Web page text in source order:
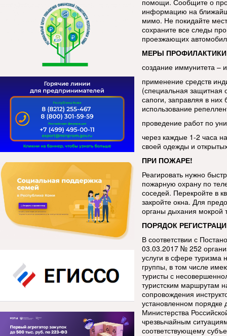
помощи. Сообщите о
информацию на
мимо. Не покидайте
сохраните все следы
проезжающих
МЕРЫ
создание иммунитета –
применение средств
(специальная защитная
сапоги, заправляя в
использование
проведение работ по
через каждые 1-2 часа
своей одежды и
ПРИ ПОЖАРЕ!
Реагировать нужно
пожарную охрану по
соседей. Перекройте в
закройте окна. Для
органы дыхания мокрой
ПОРЯДОК
В соответствии с
03.03.2017 № 252
услуги в сфере туризма
группы, в том числе
туристы с
туристским маршрутам
сопровождения
установленном
Министерства
чрезвычайным
соответствующему